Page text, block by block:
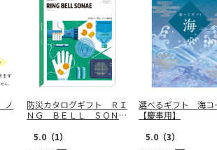
ノ
防災カタログギフト ＲＩ
ＮＧ ＢＥＬＬ ＳＯＮＡ
ス【慶事用】
5.0 （1）
選べるギフト 海コ
【慶事用】
5.0 （3）